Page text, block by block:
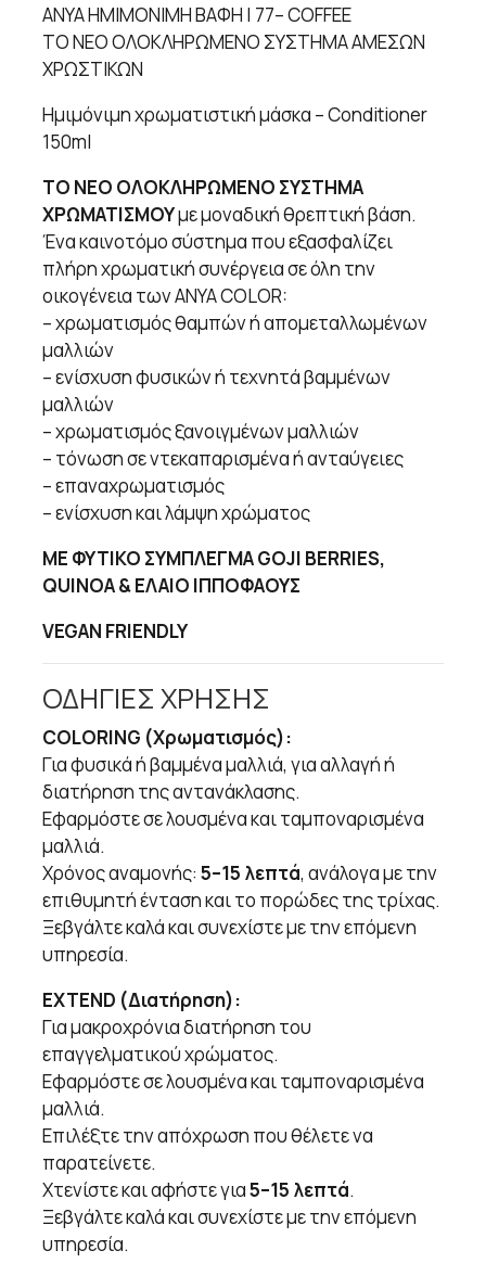
ANYA ΗΜΙΜΟΝΙΜΗ ΒΑΦΗ | 77– COFFEE
ΤΟ ΝΕΟ ΟΛΟΚΛΗΡΩΜΕΝΟ ΣΥΣΤΗΜΑ ΑΜΕΣΩΝ
ΧΡΩΣΤΙΚΩΝ
Ημιμόνιμη χρωματιστική μάσκα – Conditioner
150ml
ΤΟ ΝΕΟ ΟΛΟΚΛΗΡΩΜΕΝΟ ΣΥΣΤΗΜΑ
ΧΡΩΜΑΤΙΣΜΟΥμε μοναδική θρεπτική βάση.
Ένα καινοτόμο σύστημα που εξασφαλίζει
πλήρη χρωματική συνέργεια σε όλη την
οικογένεια των ANYA COLOR:
– χρωματισμός θαμπών ή απομεταλλωμένων
μαλλιών
– ενίσχυση φυσικών ή τεχνητά βαμμένων
μαλλιών
– χρωματισμός ξανοιγμένων μαλλιών
– τόνωση σε ντεκαπαρισμένα ή ανταύγειες
– επαναχρωματισμός
– ενίσχυση και λάμψη χρώματος
ΜΕ ΦΥΤΙΚΟ ΣΥΜΠΛΕΓΜΑ GOJI BERRIES,
QUINOA & ΕΛΑΙΟ ΙΠΠΟΦΑΟΥΣ
VEGAN FRIENDLY
ΟΔΗΓΙΕΣ ΧΡΗΣΗΣ
COLORING (Χρωματισμός):
Για φυσικά ή βαμμένα μαλλιά, για αλλαγή ή
διατήρηση της αντανάκλασης.
Εφαρμόστε σε λουσμένα και ταμποναρισμένα
μαλλιά.
Χρόνος αναμονής:5–15 λεπτά, ανάλογα με την
επιθυμητή ένταση και το πορώδες της τρίχας.
Ξεβγάλτε καλά και συνεχίστε με την επόμενη
υπηρεσία.
EXTEND (Διατήρηση):
Για μακροχρόνια διατήρηση του
επαγγελματικού χρώματος.
Εφαρμόστε σε λουσμένα και ταμποναρισμένα
μαλλιά.
Επιλέξτε την απόχρωση που θέλετε να
παρατείνετε.
Χτενίστε και αφήστε για5–15 λεπτά.
Ξεβγάλτε καλά και συνεχίστε με την επόμενη
υπηρεσία.